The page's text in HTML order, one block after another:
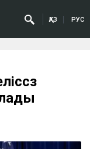
ҚАЗ РУС